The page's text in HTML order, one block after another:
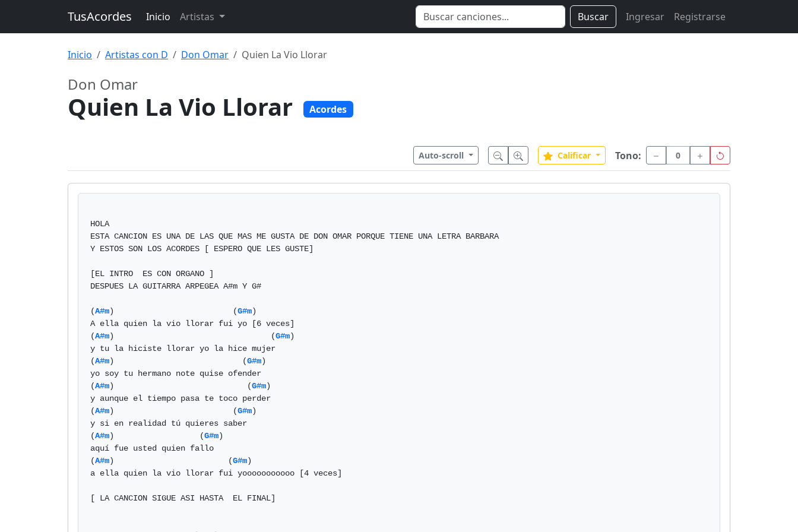
TusAcordes Inicio Artistas Buscar Ingresar Registrarse
Inicio Artistas con D Don Omar Quien La Vio Llorar
Don Omar
Quien La Vio Llorar Acordes
Auto-scroll Calificar Tono: 0
HOLA
ESTA CANCION ES UNA DE LAS QUE MAS ME GUSTA DE DON OMAR PORQUE TIENE UNA LETRA BARBARA
Y ESTOS SON LOS ACORDES [ ESPERO QUE LES GUSTE]
[EL INTRO  ES CON ORGANO ]
DESPUES LA GUITARRA ARPEGEA A#m Y G#
(A#m)                         (G#m)
A ella quien la vio llorar fui yo [6 veces]
(A#m)                                 (G#m)
y tu la hiciste llorar yo la hice mujer
(A#m)                           (G#m)
yo soy tu hermano note quise ofender
(A#m)                            (G#m)
y aunque el tiempo pasa te toco perder
(A#m)                         (G#m)
y si en realidad tú quieres saber
(A#m)                  (G#m)
aquí fue usted quien fallo
(A#m)                        (G#m)
a ella quien la vio llorar fui yooooooooooo [4 veces]
[ LA CANCION SIGUE ASI HASTA  EL FINAL]